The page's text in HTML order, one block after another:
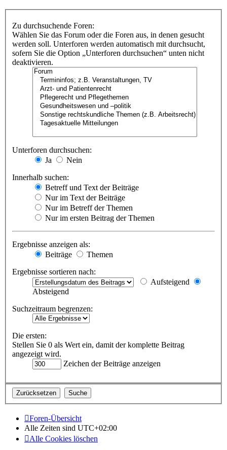
Zu durchsuchende Foren:
Wählen Sie das Forum oder die Foren aus, in denen gesucht
werden soll. Unterforen werden automatisch mit durchsucht,
sofern Sie die Option „Unterforen durchsuchen“ unten nicht
deaktivieren.
Unterforen durchsuchen:
Ja
Nein
Innerhalb suchen:
Betreff und Text der Beiträge
Nur im Text der Beiträge
Nur im Betreff der Themen
Nur im ersten Beitrag der Themen
Ergebnisse anzeigen als:
Beiträge
Themen
Ergebnisse sortieren nach:
Aufsteigend
Absteigend
Suchzeitraum begrenzen:
Die ersten:
Stellen Sie 0 als Wert ein, damit der komplette Beitrag
angezeigt wird.
Zeichen der Beiträge anzeigen
Foren-Übersicht
Alle Zeiten sind UTC+02:00
Alle Cookies löschen